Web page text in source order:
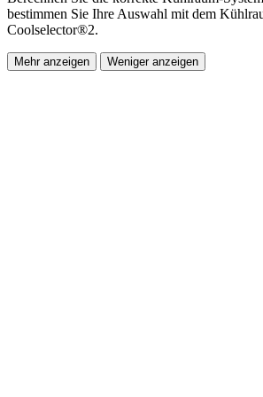
bestimmen Sie Ihre Auswahl mit dem
Coolselector®2.
Mehr anzeigen Weniger anzeigen